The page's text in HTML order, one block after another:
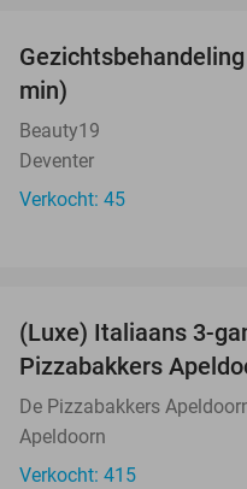
min)
Beauty19
Deventer
Verkocht: 45
(Luxe) Italiaans 3-
Pizzabakkers
De Pizzabakkers
Apeldoorn
Verkocht: 415